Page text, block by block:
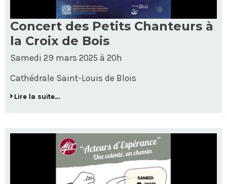
Concert des Petits Chanteurs à
la Croix de Bois
Samedi 29 mars 2025 à 20h
Cathédrale Saint-Louis de Blois
Lire la suite…